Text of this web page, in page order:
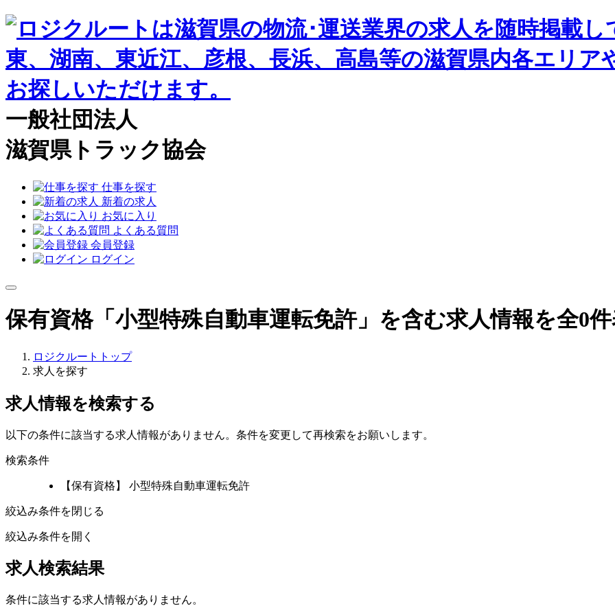
一般社団法人
滋賀県トラック協会
仕事を探す
新着の求人
お気に入り
よくある質問
会員登録
ログイン
保有資格「小型特殊自動車運転免許」を含む求人情報を全0
ロジクルートトップ
求人を探す
求人情報を検索する
以下の条件に該当する求人情報がありません。条件を変更して再検索をお願いします。
検索条件
【保有資格】 小型特殊自動車運転免許
絞込み条件を閉じる
絞込み条件を開く
求人検索結果
条件に該当する求人情報がありません。